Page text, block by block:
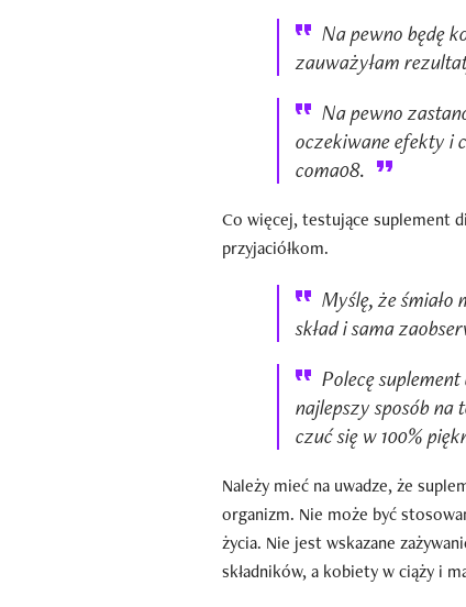
Na pewno będę
zauważyłam
Na pewno
oczekiwane efekty i
coma08.
Co więcej, testujące suplement
przyjaciółkom.
Myślę, że
skład i sama
Polecę
najlepszy sposób
czuć się w 100%
Należy mieć na uwadze, że
organizm. Nie może być
życia. Nie jest wskazane
składników, a kobiety w ciąży i